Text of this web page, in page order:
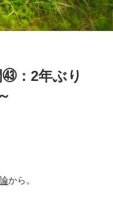
：2年ぶり
から。